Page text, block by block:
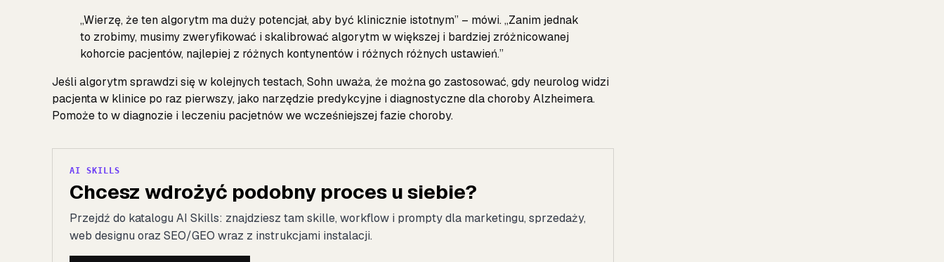
„Wierzę, że ten algorytm ma duży potencjał, aby być klinicznie istotnym” – mówi. „Zanim jednak
to zrobimy, musimy zweryfikować i skalibrować algorytm w większej i bardziej zróżnicowanej
kohorcie pacjentów, najlepiej z różnych kontynentów i różnych różnych ustawień.”
Jeśli algorytm sprawdzi się w kolejnych testach, Sohn uważa, że można go zastosować, gdy neurolog widzi
pacjenta w klinice po raz pierwszy, jako narzędzie predykcyjne i diagnostyczne dla choroby Alzheimera.
Pomoże to w diagnozie i leczeniu pacjetnów we wcześniejszej fazie choroby.
AI SKILLS
Chcesz wdrożyć podobny proces u siebie?
Przejdź do katalogu AI Skills: znajdziesz tam skille, workflow i prompty dla marketingu, sprzedaży,
web designu oraz SEO/GEO wraz z instrukcjami instalacji.